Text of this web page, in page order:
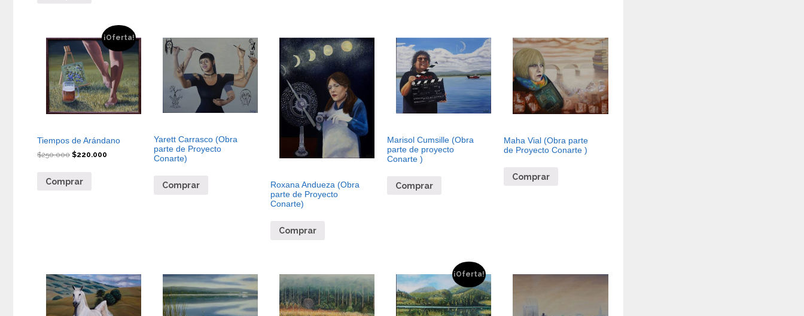
¡Oferta!
Tiempos de Arándano
$250.000 $220.000
Comprar
Yarett Carrasco (Obra
parte de Proyecto
Conarte)
Comprar
Roxana Andueza (Obra
parte de Proyecto
Conarte)
Comprar
Marisol Cumsille (Obra
parte de proyecto
Conarte )
Comprar
Maha Vial (Obra parte
de Proyecto Conarte )
Comprar
¡Oferta!